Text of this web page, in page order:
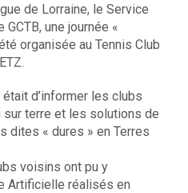
de Lorraine, le Service
une journée «
organisée au Tennis Club
d’informer les clubs
terre et les solutions de
dites « dures » en Terres
voisins ont pu y
Artificielle réalisés en